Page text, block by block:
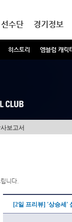
히스토리 엠블럼 캐릭
선수단 경기정보
보고서
니다.
[2일 프리뷰] '상승세'